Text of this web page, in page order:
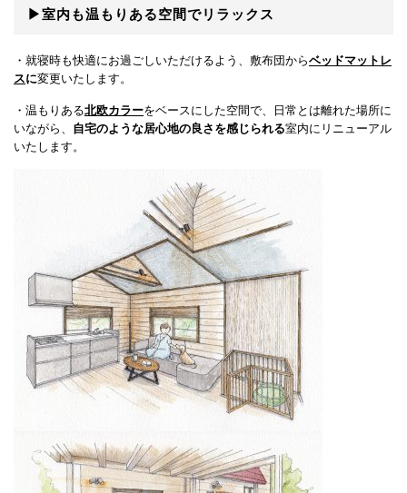
▶室内も温もりある空間でリラックス
・就寝時も快適にお過ごしいただけるよう、敷布団からベッドマットレ
スに変更いたします。
・温もりある北欧カラーをベースにした空間で、日常とは離れた場所に
いながら、 自宅のような居心地の良さを感じられる室内にリニューアル
いたします。